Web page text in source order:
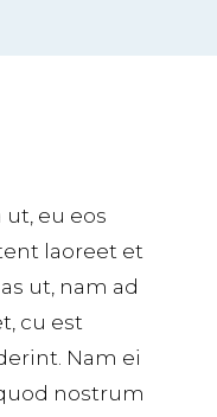
eu eos
laoreet et
ut, nam ad
cu est
Nam ei
nostrum